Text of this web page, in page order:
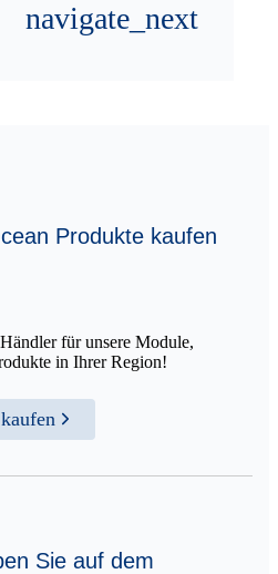
Produkte kaufen
für unsere Module,
in Ihrer Region!
Sie auf dem